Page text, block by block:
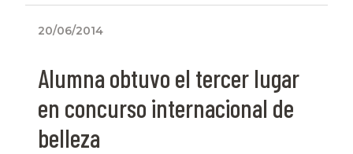
20/06/2014
Alumna obtuvo el tercer lugar
en concurso internacional de
belleza